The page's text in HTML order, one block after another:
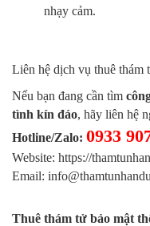
nhạy cảm.
Liên hệ dịch vụ thuê thám
Nếu bạn đang cần tìm
tình kín đáo, hãy liên hệ
Hotline/Zalo: 0933
Website: https://
Email:
Thuê thám tử bảo mật